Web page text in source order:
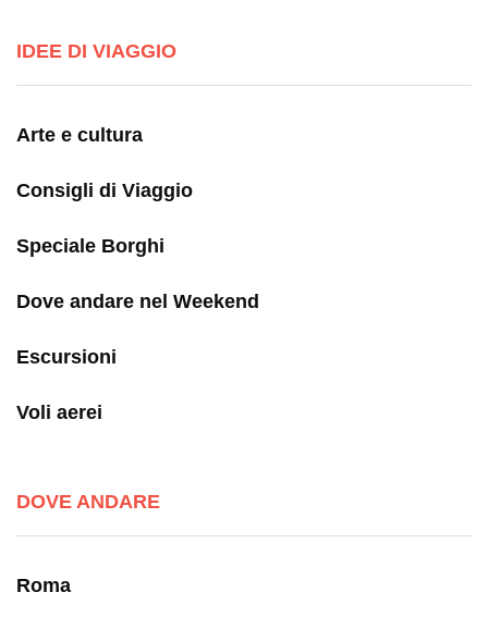
IDEE DI VIAGGIO
Arte e cultura
Consigli di Viaggio
Speciale Borghi
Dove andare nel Weekend
Escursioni
Voli aerei
DOVE ANDARE
Roma